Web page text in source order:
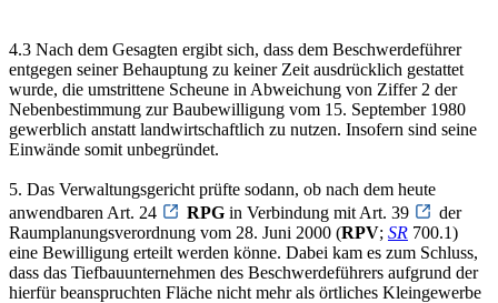
4.3 Nach dem Gesagten ergibt sich, dass dem Beschwerdeführer
entgegen seiner Behauptung zu keiner Zeit ausdrücklich gestattet
wurde, die umstrittene Scheune in Abweichung von Ziffer 2 der
Nebenbestimmung zur Baubewilligung vom 15. September 1980
gewerblich anstatt landwirtschaftlich zu nutzen. Insofern sind seine
Einwände somit unbegründet.
5. Das Verwaltungsgericht prüfte sodann, ob nach dem heute
anwendbaren Art. 24
RPG in Verbindung mit Art. 39
der
Raumplanungsverordnung vom 28. Juni 2000 (RPV; SR 700.1)
eine Bewilligung erteilt werden könne. Dabei kam es zum Schluss,
dass das Tiefbauunternehmen des Beschwerdeführers aufgrund der
hierfür beanspruchten Fläche nicht mehr als örtliches Kleingewerbe